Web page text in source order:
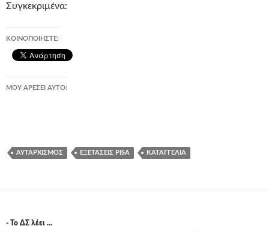
Συγκεκριμένα:
ΚΟΙΝΟΠΟΙΉΣΤΕ:
ΜΟΥ ΑΡΈΣΕΙ ΑΥΤΌ:
ΑΥΤΑΡΧΙΣΜΌΣ ΕΞΕΤΆΣΕΙΣ PISA ΚΑΤΑΓΓΕΛΊΑ
- Το ΔΣ λέει ...